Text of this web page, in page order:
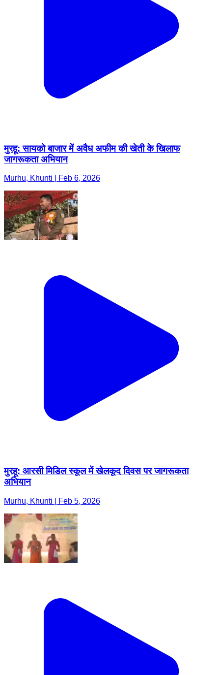
मुरहू: सायको बाजार में अवैध अफीम की खेती के खिलाफ
जागरूकता अभियान
Murhu, Khunti | Feb 6, 2026
मुरहू: आरसी मिडिल स्कूल में खेलकूद दिवस पर जागरूकता
अभियान
Murhu, Khunti | Feb 5, 2026